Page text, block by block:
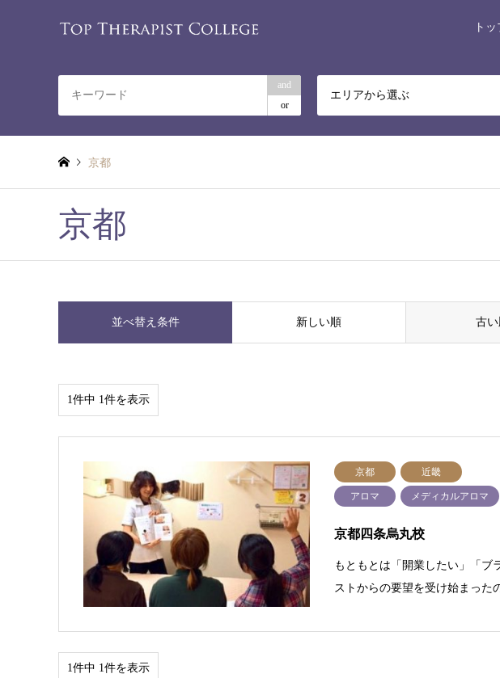
ト
and
or
エリアから選ぶ
京都
京都
並べ替え条件 新しい順 古
1件中 1件を表示
京都 近畿
アロマ メディカルアロマ
京都四条烏丸校
もともとは「開業したい」「ブ
ストからの要望を受け始まっ
1件中 1件を表示